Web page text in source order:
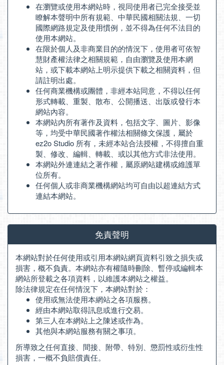
在瀏覽或使用本網站時，視同使用者已完全接受並
瞭解本聲明中所有規範、中華民國相關法規、一切
國際網路規定及使用慣例，並不得為任何不法目的
使用本網站。
在限於個人及非商業目的的情況下，使用者可依智
慧財產權法律之相關規範，自由瀏覽及使用本網
站，或下載本網站上明示提供下載之相關資料，但
請註明出處。
任何商業機構或團體，非經本站同意，不得以任何
形式轉載、重製、散布、公開播送、出版或發行本
網站內容。
本網站內所有著作及資料，包括文字、圖片、影像
等，均受中華民國著作權法相關條文保護，屬於
ez2o Studio 所有，未經本站合法授權，不得擅自重
製、修改、編輯、轉載、或以其他方式非法使用。
本網站外連連結之著作權，屬原網站建構或維護單
位所有。
任何個人或非商業機構網站均可自由以超連結方式
連結本網站。
免責聲明
本網站對於任何使用或引用本網站網頁資料引致之損失或
損害，概不負責。本網站亦有權隨時刪除、暫停或編輯本
網站所登載之各項資料，以維護本網站之權益。
除法律規定在任何情況下，本網站對於：
使用或無法使用本網站之各項服務。
經由本網站取得訊息或進行交易。
第三人在本網站上之陳述或作為。
其他與本網站服務有關之事項。
所導致之任何直接、間接、附帶、特別、懲罰性或衍生性
損害，一概不負賠償責任。